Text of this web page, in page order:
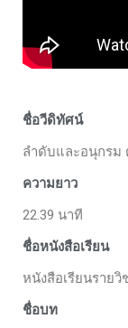
ชื่อวีดิทัศน์
ลำดับและอนุกรม
ความยาว
22.39 นาที
ชื่อหนังสือเรียน
หนังสือเรียนราย
ชื่อบท